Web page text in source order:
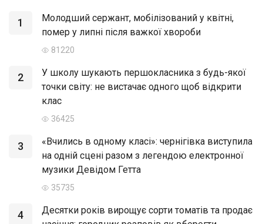
1
Молодший сержант, мобілізований у квітні,
помер у липні після важкої хвороби
81220
2
У школу шукають першокласника з будь-якої
точки світу: не вистачає одного щоб відкрити
клас
36425
3
«Вчились в одному класі»: чернігівка виступила
на одній сцені разом з легендою електронної
музики Девідом Гетта
35735
4
Десятки років вирощує сорти томатів та продає